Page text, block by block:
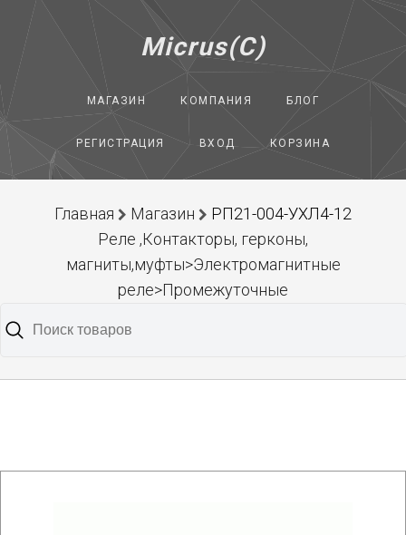
Micrus(C)
МАГАЗИН КОМПАНИЯ БЛОГ
РЕГИСТРАЦИЯ ВХОД КОРЗИНА
Главная Магазин
РП21-004-УХЛ4-12
Реле ,Контакторы, герконы,
магниты,муфты>Электромагнитные
реле>Промежуточные